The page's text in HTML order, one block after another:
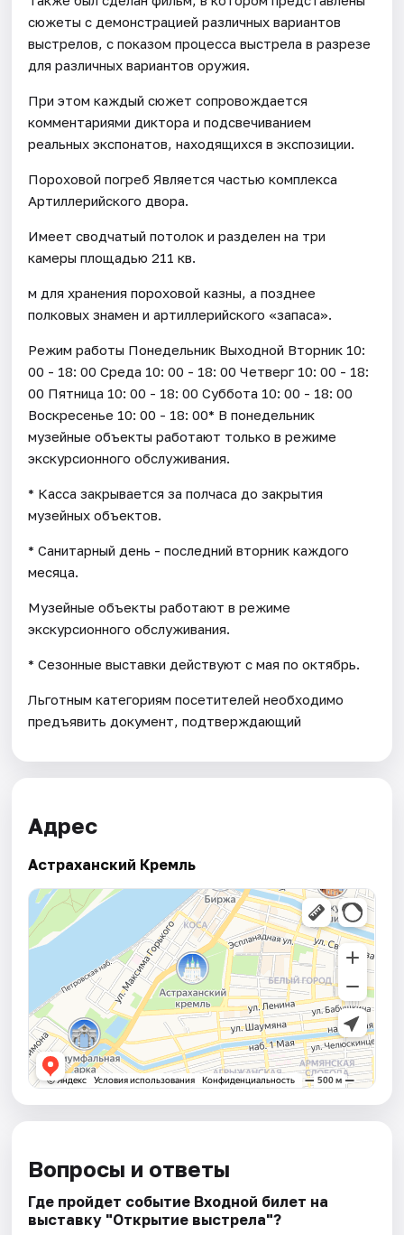
сюжеты с демонстрацией различных вариантов
выстрелов, с показом процесса выстрела в разрезе
для различных вариантов оружия.
При этом каждый сюжет сопровождается
комментариями диктора и подсвечиванием
реальных экспонатов, находящихся в экспозиции.
Пороховой погреб Является частью комплекса
Артиллерийского двора.
Имеет сводчатый потолок и разделен на три
камеры площадью 211 кв.
м для хранения пороховой казны, а позднее
полковых знамен и артиллерийского «запаса».
Режим работы Понедельник Выходной Вторник 10:
00 - 18: 00 Среда 10: 00 - 18: 00 Четверг 10: 00 - 18:
00 Пятница 10: 00 - 18: 00 Суббота 10: 00 - 18: 00
Воскресенье 10: 00 - 18: 00* В понедельник
музейные объекты работают только в режиме
экскурсионного обслуживания.
* Касса закрывается за полчаса до закрытия
музейных объектов.
* Санитарный день - последний вторник каждого
месяца.
Музейные объекты работают в режиме
экскурсионного обслуживания.
* Cезонные выставки действуют с мая по октябрь.
Льготным категориям посетителей необходимо
предъявить документ, подтверждающий
Адрес
Астраханский Кремль
Вопросы и ответы
Где пройдет событие Входной билет на
выставку "Открытие выстрела"?